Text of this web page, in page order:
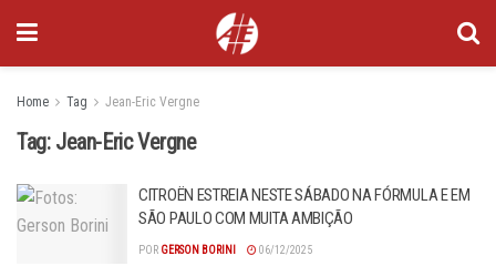
Home Tag Jean-Eric Vergne
Tag: Jean-Eric Vergne
CITROËN ESTREIA NESTE SÁBADO NA FÓRMULA E EM
SÃO PAULO COM MUITA AMBIÇÃO
POR GERSON BORINI 06/12/2025